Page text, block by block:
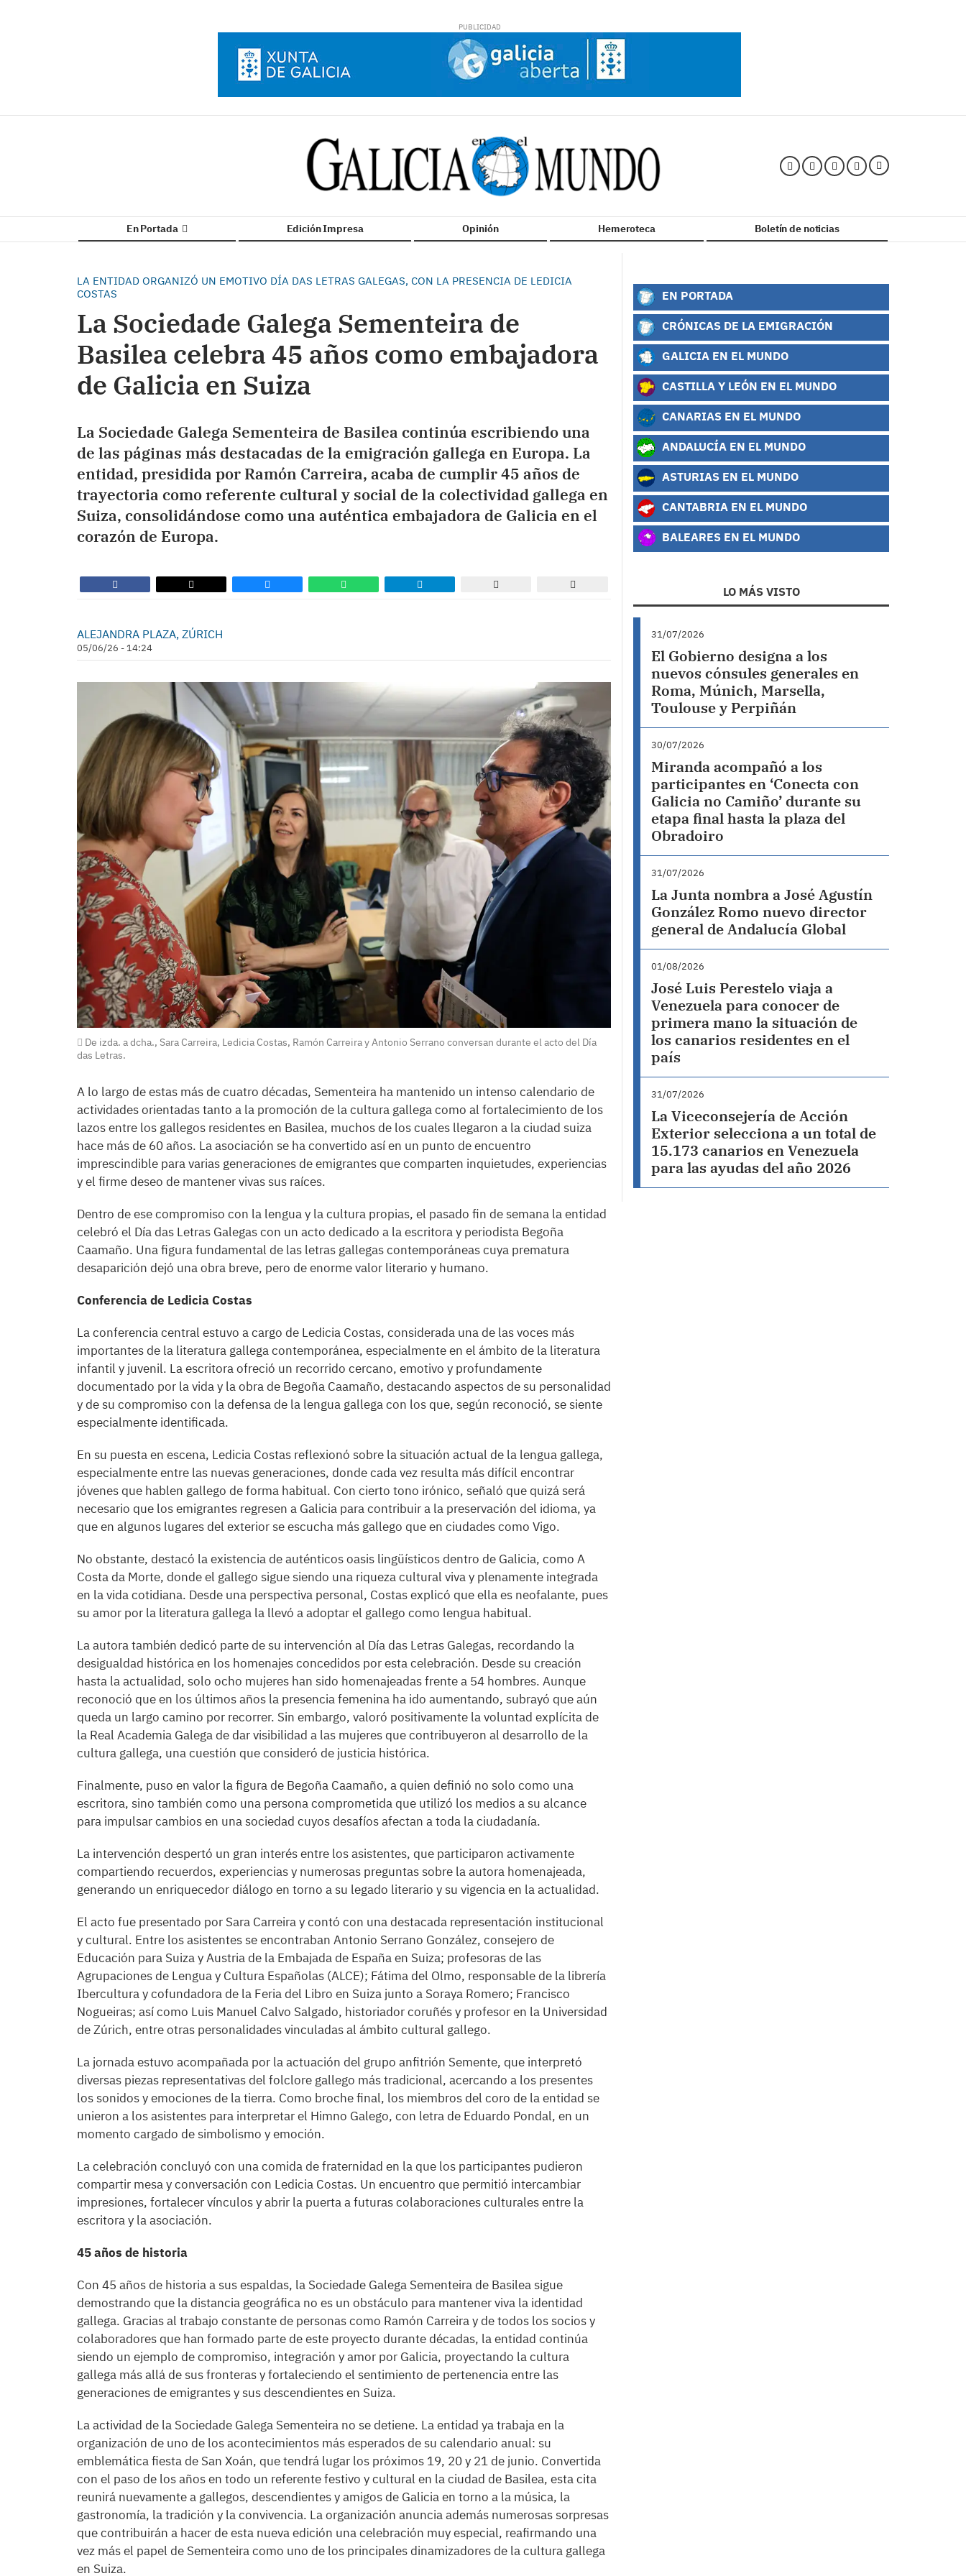
En Portada Edición Impresa Opinión Hemeroteca Boletín de noticias
LA ENTIDAD ORGANIZÓ UN EMOTIVO DÍA DAS LETRAS GALEGAS, CON LA PRESENCIA DE LEDICIA
COSTAS
La Sociedade Galega Sementeira de
Basilea celebra 45 años como embajadora
de Galicia en Suiza
La Sociedade Galega Sementeira de Basilea continúa escribiendo una
de las páginas más destacadas de la emigración gallega en Europa. La
entidad, presidida por Ramón Carreira, acaba de cumplir 45 años de
trayectoria como referente cultural y social de la colectividad gallega en
Suiza, consolidándose como una auténtica embajadora de Galicia en el
corazón de Europa.
ALEJANDRA PLAZA, ZÚRICH
05/06/26 - 14:24
De izda. a dcha., Sara Carreira, Ledicia Costas, Ramón Carreira y Antonio Serrano conversan durante el acto del Día
das Letras.
A lo largo de estas más de cuatro décadas, Sementeira ha mantenido un intenso calendario de
actividades orientadas tanto a la promoción de la cultura gallega como al fortalecimiento de los
lazos entre los gallegos residentes en Basilea, muchos de los cuales llegaron a la ciudad suiza
hace más de 60 años. La asociación se ha convertido así en un punto de encuentro
imprescindible para varias generaciones de emigrantes que comparten inquietudes, experiencias
y el firme deseo de mantener vivas sus raíces.
Dentro de ese compromiso con la lengua y la cultura propias, el pasado fin de semana la entidad
celebró el Día das Letras Galegas con un acto dedicado a la escritora y periodista Begoña
Caamaño. Una figura fundamental de las letras gallegas contemporáneas cuya prematura
desaparición dejó una obra breve, pero de enorme valor literario y humano.
Conferencia de Ledicia Costas
La conferencia central estuvo a cargo de Ledicia Costas, considerada una de las voces más
importantes de la literatura gallega contemporánea, especialmente en el ámbito de la literatura
infantil y juvenil. La escritora ofreció un recorrido cercano, emotivo y profundamente
documentado por la vida y la obra de Begoña Caamaño, destacando aspectos de su personalidad
y de su compromiso con la defensa de la lengua gallega con los que, según reconoció, se siente
especialmente identificada.
En su puesta en escena, Ledicia Costas reflexionó sobre la situación actual de la lengua gallega,
especialmente entre las nuevas generaciones, donde cada vez resulta más difícil encontrar
jóvenes que hablen gallego de forma habitual. Con cierto tono irónico, señaló que quizá será
necesario que los emigrantes regresen a Galicia para contribuir a la preservación del idioma, ya
que en algunos lugares del exterior se escucha más gallego que en ciudades como Vigo.
No obstante, destacó la existencia de auténticos oasis lingüísticos dentro de Galicia, como A
Costa da Morte, donde el gallego sigue siendo una riqueza cultural viva y plenamente integrada
en la vida cotidiana. Desde una perspectiva personal, Costas explicó que ella es neofalante, pues
su amor por la literatura gallega la llevó a adoptar el gallego como lengua habitual.
La autora también dedicó parte de su intervención al Día das Letras Galegas, recordando la
desigualdad histórica en los homenajes concedidos por esta celebración. Desde su creación
hasta la actualidad, solo ocho mujeres han sido homenajeadas frente a 54 hombres. Aunque
reconoció que en los últimos años la presencia femenina ha ido aumentando, subrayó que aún
queda un largo camino por recorrer. Sin embargo, valoró positivamente la voluntad explícita de
la Real Academia Galega de dar visibilidad a las mujeres que contribuyeron al desarrollo de la
cultura gallega, una cuestión que consideró de justicia histórica.
Finalmente, puso en valor la figura de Begoña Caamaño, a quien definió no solo como una
escritora, sino también como una persona comprometida que utilizó los medios a su alcance
para impulsar cambios en una sociedad cuyos desafíos afectan a toda la ciudadanía.
La intervención despertó un gran interés entre los asistentes, que participaron activamente
compartiendo recuerdos, experiencias y numerosas preguntas sobre la autora homenajeada,
generando un enriquecedor diálogo en torno a su legado literario y su vigencia en la actualidad.
El acto fue presentado por Sara Carreira y contó con una destacada representación institucional
y cultural. Entre los asistentes se encontraban Antonio Serrano González, consejero de
Educación para Suiza y Austria de la Embajada de España en Suiza; profesoras de las
Agrupaciones de Lengua y Cultura Españolas (ALCE); Fátima del Olmo, responsable de la librería
Ibercultura y cofundadora de la Feria del Libro en Suiza junto a Soraya Romero; Francisco
Nogueiras; así como Luis Manuel Calvo Salgado, historiador coruñés y profesor en la Universidad
de Zúrich, entre otras personalidades vinculadas al ámbito cultural gallego.
La jornada estuvo acompañada por la actuación del grupo anfitrión Semente, que interpretó
diversas piezas representativas del folclore gallego más tradicional, acercando a los presentes
los sonidos y emociones de la tierra. Como broche final, los miembros del coro de la entidad se
unieron a los asistentes para interpretar el Himno Galego, con letra de Eduardo Pondal, en un
momento cargado de simbolismo y emoción.
La celebración concluyó con una comida de fraternidad en la que los participantes pudieron
compartir mesa y conversación con Ledicia Costas. Un encuentro que permitió intercambiar
impresiones, fortalecer vínculos y abrir la puerta a futuras colaboraciones culturales entre la
escritora y la asociación.
45 años de historia
Con 45 años de historia a sus espaldas, la Sociedade Galega Sementeira de Basilea sigue
demostrando que la distancia geográfica no es un obstáculo para mantener viva la identidad
gallega. Gracias al trabajo constante de personas como Ramón Carreira y de todos los socios y
colaboradores que han formado parte de este proyecto durante décadas, la entidad continúa
siendo un ejemplo de compromiso, integración y amor por Galicia, proyectando la cultura
gallega más allá de sus fronteras y fortaleciendo el sentimiento de pertenencia entre las
generaciones de emigrantes y sus descendientes en Suiza.
La actividad de la Sociedade Galega Sementeira no se detiene. La entidad ya trabaja en la
organización de uno de los acontecimientos más esperados de su calendario anual: su
emblemática fiesta de San Xoán, que tendrá lugar los próximos 19, 20 y 21 de junio. Convertida
con el paso de los años en todo un referente festivo y cultural en la ciudad de Basilea, esta cita
reunirá nuevamente a gallegos, descendientes y amigos de Galicia en torno a la música, la
gastronomía, la tradición y la convivencia. La organización anuncia además numerosas sorpresas
que contribuirán a hacer de esta nueva edición una celebración muy especial, reafirmando una
vez más el papel de Sementeira como uno de los principales dinamizadores de la cultura gallega
en Suiza.
EN PORTADA
CRÓNICAS DE LA EMIGRACIÓN
GALICIA EN EL MUNDO
CASTILLA Y LEÓN EN EL MUNDO
CANARIAS EN EL MUNDO
ANDALUCÍA EN EL MUNDO
ASTURIAS EN EL MUNDO
CANTABRIA EN EL MUNDO
BALEARES EN EL MUNDO
LO MÁS VISTO
31/07/2026
El Gobierno designa a los
nuevos cónsules generales en
Roma, Múnich, Marsella,
Toulouse y Perpiñán
30/07/2026
Miranda acompañó a los
participantes en ‘Conecta con
Galicia no Camiño’ durante su
etapa final hasta la plaza del
Obradoiro
31/07/2026
La Junta nombra a José Agustín
González Romo nuevo director
general de Andalucía Global
01/08/2026
José Luis Perestelo viaja a
Venezuela para conocer de
primera mano la situación de
los canarios residentes en el
país
31/07/2026
La Viceconsejería de Acción
Exterior selecciona a un total de
15.173 canarios en Venezuela
para las ayudas del año 2026